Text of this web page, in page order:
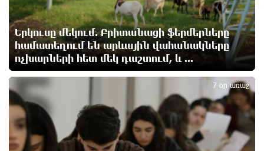
Զելենսկին ու Վուչիչը քննարկել են
համագործակցությունն ընդլայնելու
հնարավորությունները
1 օր առաջ
Հրդեհի ահազանգ Սայաթ-Նովա պողոտայում.
շենքից տարհանվել է 5 բնակիչ
1 օր առաջ
Ճապոնական Յակիշիմե կերամիկայի
Երկուսը մեկում. Բրիտանացի ֆերմերները
համատեղում են արևային վահանակները
ոչխարների հետ մեկ դաշտում, և ...
7 օր առաջ
5